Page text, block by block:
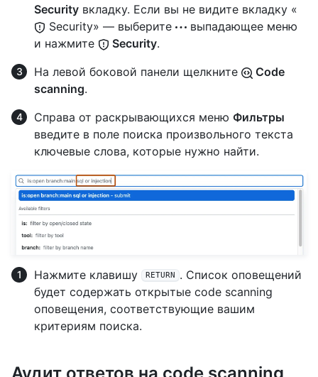
Security вкладку. Если вы не видите вкладку «
Security» — выберите
выпадающее меню
и нажмите
Security.
На левой боковой панели щелкните
Code
scanning.
Справа от раскрывающихся меню Фильтры
введите в поле поиска произвольного текста
ключевые слова, которые нужно найти.
Нажмите клавишу RETURN
. Список оповещений
будет содержать открытые code scanning
оповещения, соответствующие вашим
критериям поиска.
Аудит ответов на code scanning